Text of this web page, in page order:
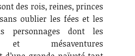
des rois, reines, princes
oublier les fées et les
personnages dont les
et mésaventures